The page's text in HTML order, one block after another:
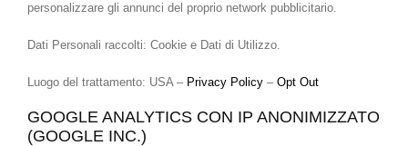
personalizzare gli annunci del proprio network pubblicitario.
Dati Personali raccolti: Cookie e Dati di Utilizzo.
Luogo del trattamento: USA – Privacy Policy – Opt Out
GOOGLE ANALYTICS CON IP ANONIMIZZATO
(GOOGLE INC.)